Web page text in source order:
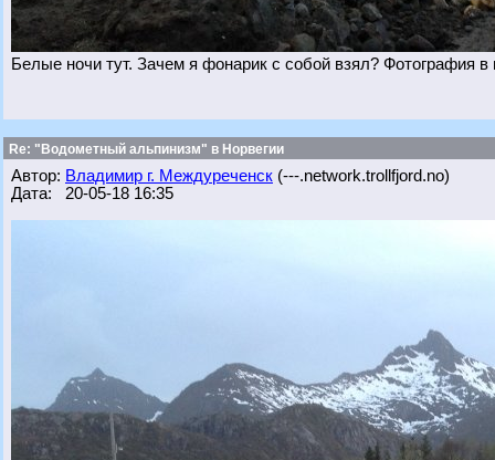
Белые ночи тут. Зачем я фонарик с собой взял? Фотография
Re: "Водометный альпинизм" в Норвегии
Автор: Владимир г. Междуреченск (---.network.trollfjord.no)
Дата: 20-05-18 16:35